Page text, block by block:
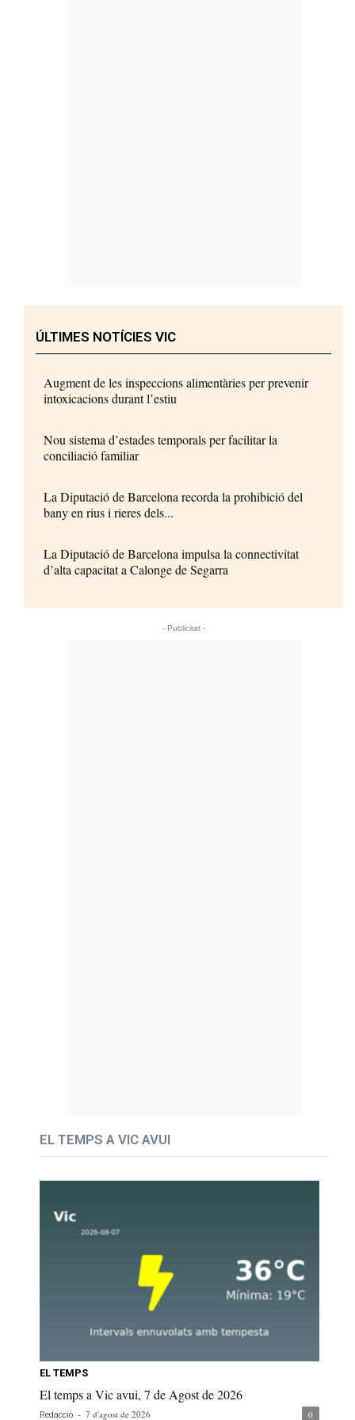
ÚLTIMES NOTÍCIES VIC
Augment de les inspeccions alimentàries per prevenir
intoxicacions durant l’estiu
Nou sistema d’estades temporals per facilitar la
conciliació familiar
La Diputació de Barcelona recorda la prohibició del
bany en rius i rieres dels...
La Diputació de Barcelona impulsa la connectivitat
d’alta capacitat a Calonge de Segarra
- Publicitat -
EL TEMPS A VIC AVUI
EL TEMPS
El temps a Vic avui, 7 de Agost de 2026
Redacció - 7 d'agost de 2026 0